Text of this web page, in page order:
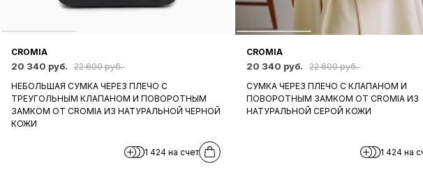
CROMIA
20 340 руб.
22 600 руб.
НЕБОЛЬШАЯ СУМКА ЧЕРЕЗ ПЛЕЧО С
ТРЕУГОЛЬНЫМ КЛАПАНОМ И ПОВОРОТНЫМ
ЗАМКОМ ОТ CROMIA ИЗ НАТУРАЛЬНОЙ ЧЕРНОЙ
КОЖИ
1 424 на счет
CROMIA
20 340 руб.
22 600 руб.
СУМКА ЧЕРЕЗ ПЛЕЧО С КЛАПАНОМ И
ПОВОРОТНЫМ ЗАМКОМ ОТ CROMIA ИЗ
НАТУРАЛЬНОЙ СЕРОЙ КОЖИ
1 424 на